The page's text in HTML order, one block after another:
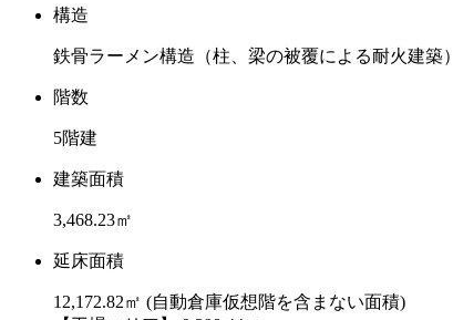
構造
鉄骨ラーメン構造（柱、梁の被覆による耐火建築）
階数
5階建
建築面積
3,468.23㎡
延床面積
12,172.82㎡ (自動倉庫仮想階を含まない面積)